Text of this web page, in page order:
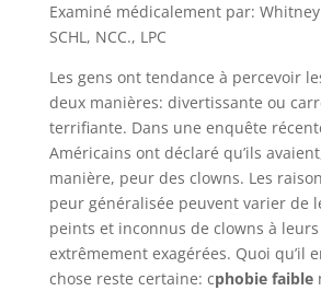
Examiné médicalement par:
SCHL, NCC., LPC
Les gens ont tendance à percevoir
deux manières: divertissante ou
terrifiante. Dans une enquête
Américains ont déclaré qu’ils
manière, peur des clowns. Les
peur généralisée peuvent varier de
peints et inconnus de clowns à
extrêmement exagérées. Quoi qu’il
chose reste certaine: cphobie faible